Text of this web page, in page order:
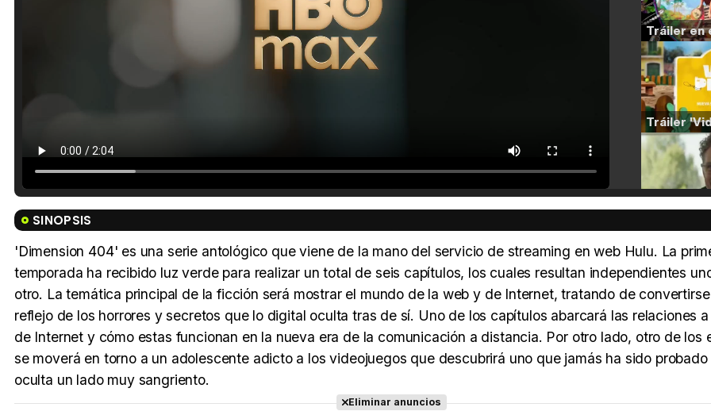
SINOPSIS
'Dimension 404' es una serie antológico que viene de la mano del servicio de streaming en web Hulu. La
temporada ha recibido luz verde para realizar un total de seis capítulos, los cuales resultan independientes
otro. La temática principal de la ficción será mostrar el mundo de la web y de Internet, tratando de
reflejo de los horrores y secretos que lo digital oculta tras de sí. Uno de los capítulos abarcará las relaciones
de Internet y cómo estas funcionan en la nueva era de la comunicación a distancia. Por otro lado, otro de los
se moverá en torno a un adolescente adicto a los videojuegos que descubrirá uno que jamás ha sido
oculta un lado muy sangriento.
Eliminar anuncios